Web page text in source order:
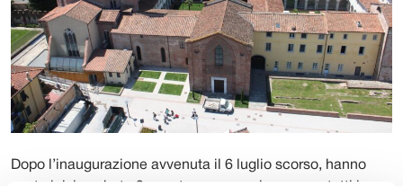
Dopo l’inaugurazione avvenuta il 6 luglio scorso, hanno